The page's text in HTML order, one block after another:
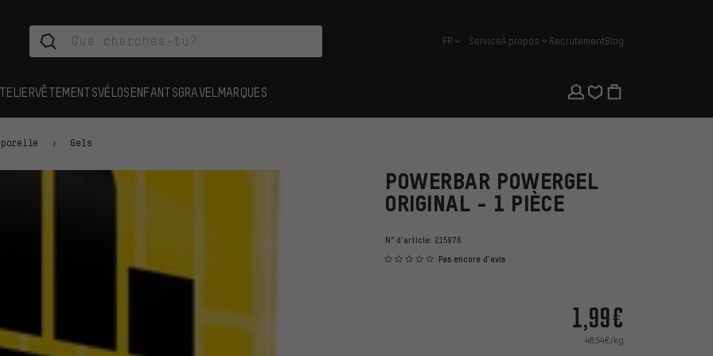
français
FR ServiceÀ propos RecrutementBlog
VÊTEMENTSVÉLOSENFANTSGRAVEL MARQUES
Gels
POWERBAR POWERGEL
ORIGINAL - 1 PIÈCE
N° d'article: 215976
Pas encore d'avis
1,99€
48,54€/kg